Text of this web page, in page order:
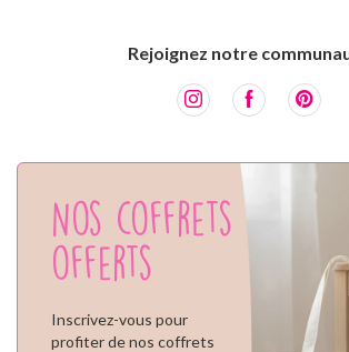
Rejoignez notre
Nos coffrets
offerts
Inscrivez-vous pour
profiter de nos coffrets